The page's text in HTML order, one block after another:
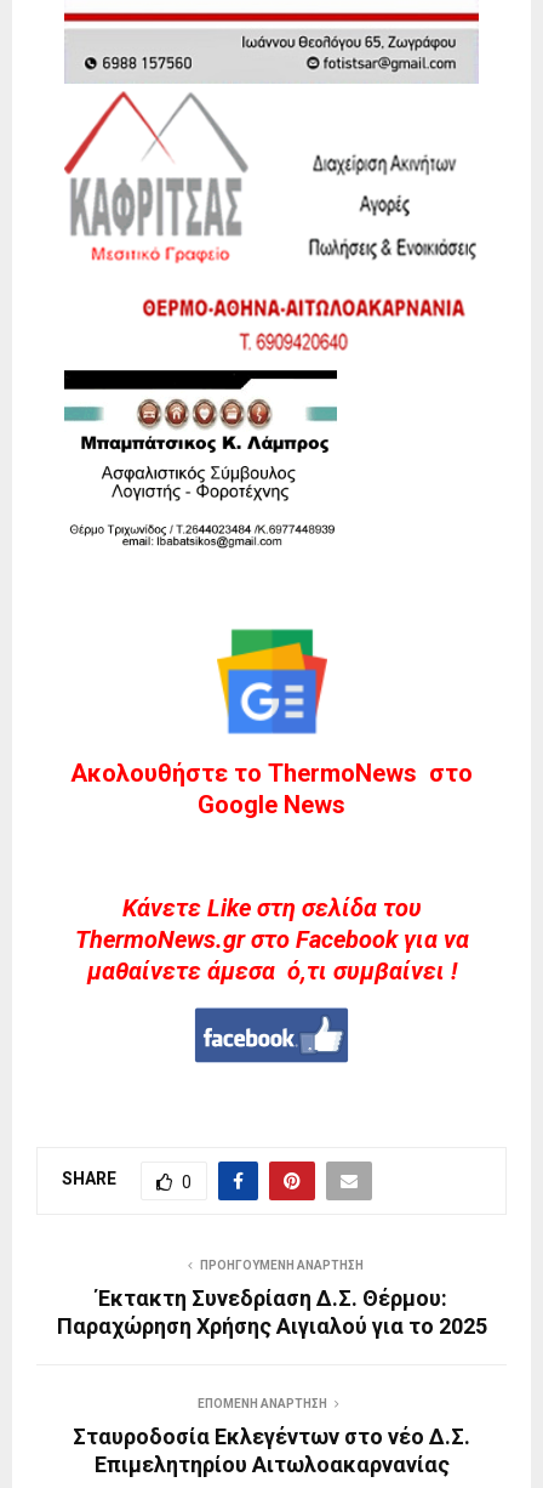
Ακολουθήστε το ThermoNews στο
Google News
Kάνετε Like στη σελίδα του
ThermoNews.gr στο Facebook για να
μαθαίνετε άμεσα ό,τι συμβαίνει !
SHARE 0
ΠΡΟΗΓΟΎΜΕΝΗ ΑΝΆΡΤΗΣΗ
Έκτακτη Συνεδρίαση Δ.Σ. Θέρμου:
Παραχώρηση Χρήσης Αιγιαλού για το 2025
ΕΠΌΜΕΝΗ ΑΝΆΡΤΗΣΗ
Σταυροδοσία Εκλεγέντων στο νέο Δ.Σ.
Επιμελητηρίου Αιτωλοακαρνανίας